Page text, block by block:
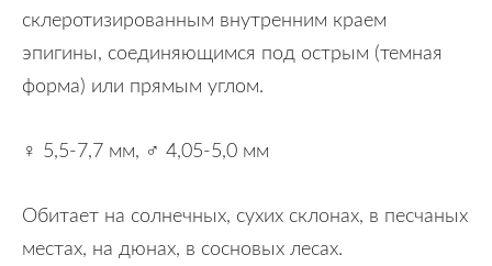
склеротизированным внутренним краем
эпигины, соединяющимся под острым (темная
форма) или прямым углом.
♀ 5,5-7,7 мм, ♂ 4,05-5,0 мм
Обитает на солнечных, сухих склонах, в песчаных
местах, на дюнах, в сосновых лесах.